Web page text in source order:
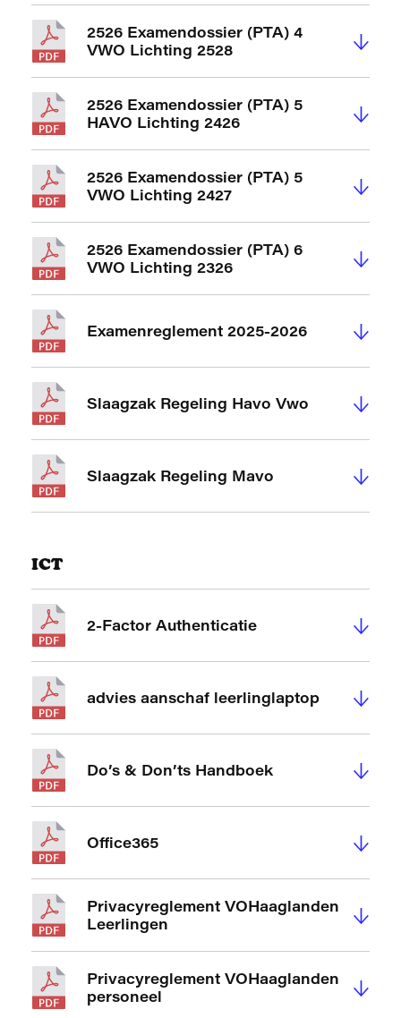
2526 Examendossier (PTA) 4
VWO Lichting 2528
↓
2526 Examendossier (PTA) 5
HAVO Lichting 2426
↓
2526 Examendossier (PTA) 5
VWO Lichting 2427
↓
2526 Examendossier (PTA) 6
VWO Lichting 2326
↓
Examenreglement 2025-2026 ↓
Slaagzak Regeling Havo Vwo ↓
Slaagzak Regeling Mavo ↓
ICT
2-Factor Authenticatie ↓
advies aanschaf leerlinglaptop ↓
Do’s & Don’ts Handboek ↓
Office365 ↓
Privacyreglement VOHaaglanden
Leerlingen
↓
Privacyreglement VOHaaglanden
personeel
↓